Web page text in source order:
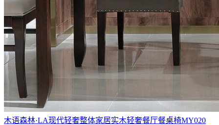
木语森林·LA现代轻奢整体家居实木轻奢餐厅餐桌椅MY020